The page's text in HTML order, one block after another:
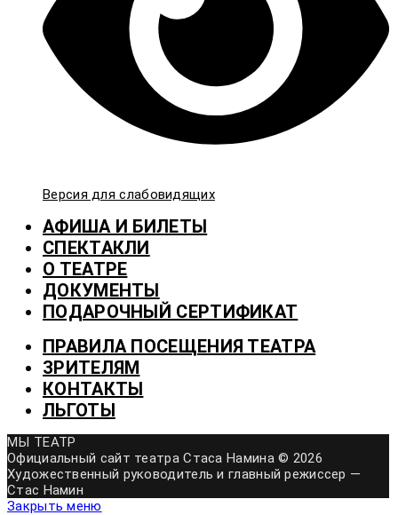
Версия для слабовидящих
АФИША И БИЛЕТЫ
СПЕКТАКЛИ
О ТЕАТРЕ
ДОКУМЕНТЫ
ПОДАРОЧНЫЙ СЕРТИФИКАТ
ПРАВИЛА ПОСЕЩЕНИЯ ТЕАТРА
ЗРИТЕЛЯМ
КОНТАКТЫ
ЛЬГОТЫ
МЫ ТЕАТР
Официальный сайт театра Стаса Намина © 2026
Художественный руководитель и главный режиссер —
Стас Намин
Закрыть меню